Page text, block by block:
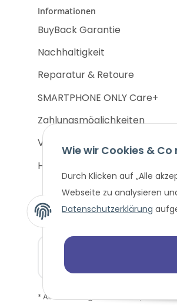
Informationen
BuyBack Garantie
Nachhaltigkeit
Reparatur & Retoure
SMARTPHONE ONLY Care+
Zahlungsmöglichkeiten
Versandinformationen
Hilfe
* Alle Preisangaben in Euro,
Wie wir Cookies & Co
Durch Klicken auf „Alle
Webseite zu analysieren
Datenschutzerklärung